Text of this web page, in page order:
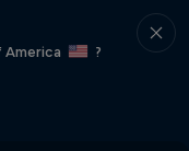
America
?